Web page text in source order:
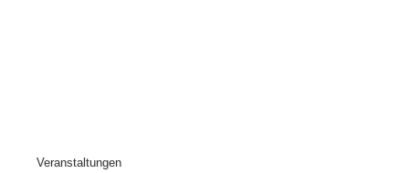
Veranstaltungen